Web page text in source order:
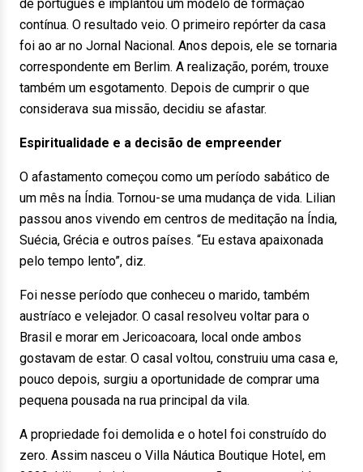
de português e implantou um modelo de formação
contínua. O resultado veio. O primeiro repórter da casa
foi ao ar no Jornal Nacional. Anos depois, ele se tornaria
correspondente em Berlim. A realização, porém, trouxe
também um esgotamento. Depois de cumprir o que
considerava sua missão, decidiu se afastar.
Espiritualidade e a decisão de empreender
O afastamento começou como um período sabático de
um mês na Índia. Tornou-se uma mudança de vida. Lilian
passou anos vivendo em centros de meditação na Índia,
Suécia, Grécia e outros países. “Eu estava apaixonada
pelo tempo lento”, diz.
Foi nesse período que conheceu o marido, também
austríaco e velejador. O casal resolveu voltar para o
Brasil e morar em Jericoacoara, local onde ambos
gostavam de estar. O casal voltou, construiu uma casa e,
pouco depois, surgiu a oportunidade de comprar uma
pequena pousada na rua principal da vila.
A propriedade foi demolida e o hotel foi construído do
zero. Assim nasceu o Villa Náutica Boutique Hotel, em